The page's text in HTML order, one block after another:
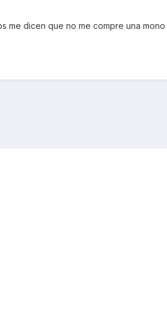
me dicen que no me compre una